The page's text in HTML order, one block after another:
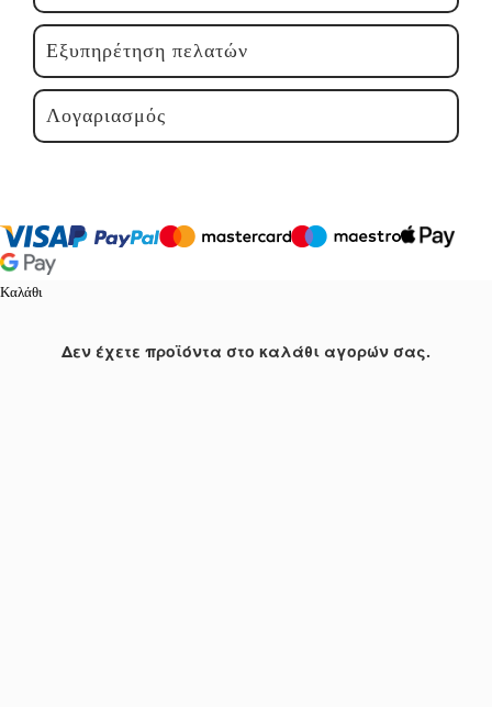
Εξυπηρέτηση πελατών
Λογαριασμός
Καλάθι
Δεν έχετε προϊόντα στο καλάθι αγορών σας.